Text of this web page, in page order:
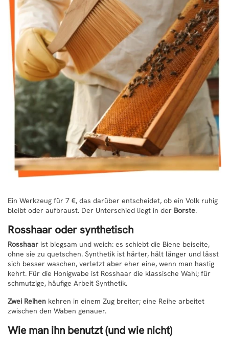
Ein Werkzeug für 7 €, das darüber entscheidet, ob ein Volk ruhig
bleibt oder aufbraust. Der Unterschied liegt in der Borste.
Rosshaar oder synthetisch
Rosshaar ist biegsam und weich: es schiebt die Biene beiseite,
ohne sie zu quetschen. Synthetik ist härter, hält länger und lässt
sich besser waschen, verletzt aber eher eine, wenn man hastig
kehrt. Für die Honigwabe ist Rosshaar die klassische Wahl; für
schmutzige, häufige Arbeit Synthetik.
Zwei Reihen kehren in einem Zug breiter; eine Reihe arbeitet
zwischen den Waben genauer.
Wie man ihn benutzt (und wie nicht)